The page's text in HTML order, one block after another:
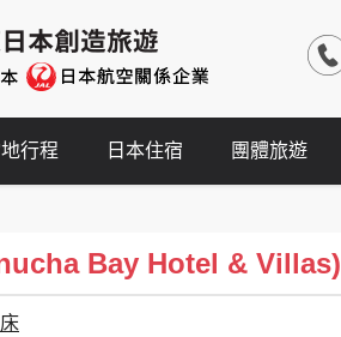
行程 日本住宿 團體旅遊
Bay Hotel & Villas)